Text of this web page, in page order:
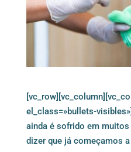
el_class=»bullets-
ainda é sofrido em
dizer que já começamos